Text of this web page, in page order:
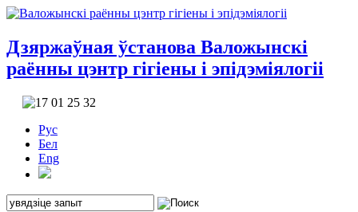
Дзяржаўная ўстанова Валожынскі
раённы цэнтр гігіены і эпідэміялогіі
Рус
Бел
Eng